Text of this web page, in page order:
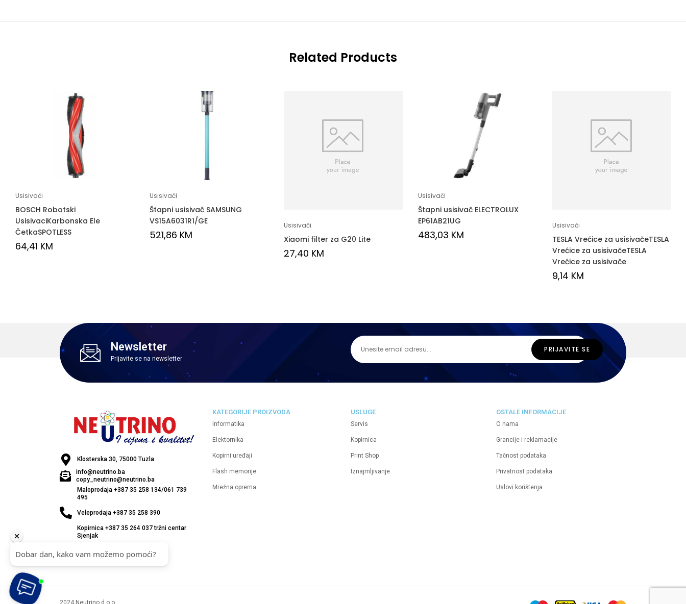
Related Products
Usisivači
BOSCH Robotski
UsisivaciKarbonska Ele
ČetkaSPOTLESS
64,41 KM
Usisivači
Štapni usisivač SAMSUNG
VS15A6031R1/GE
521,86 KM
Usisivači
Xiaomi filter za G20 Lite
27,40 KM
Usisivači
Štapni usisivač ELECTROLUX
EP61AB21UG
483,03 KM
Usisivači
TESLA Vrećice za usisivačeTESLA
Vrećice za usisivačeTESLA
Vrećice za usisivače
9,14 KM
Newsletter
Prijavite se na newsletter
Klosterska 30, 75000 Tuzla
info@neutrino.ba
copy_neutrino@neutrino.ba
Maloprodaja +387 35 258 134/061 739
495
Veleprodaja +387 35 258 390
Kopirnica +387 35 264 037 tržni centar
Sjenjak
KATEGORIJE PROIZVODA
Informatika
Elektornika
Kopirni uređaji
Flash memorije
Mrežna oprema
USLUGE
Servis
Kopirnica
Print Shop
Iznajmljivanje
OSTALE INFORMACIJE
O nama
Grancije i reklamacije
Tačnost podataka
Privatnost podataka
Uslovi korištenja
2024 Neutrino d.o.o.